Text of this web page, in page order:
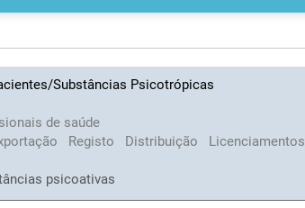
Substâncias Psicotrópicas
de saúde
Registo Distribuição
Licenciamentos
psicoativas